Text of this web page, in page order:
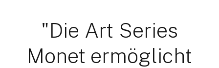
"Die Art Series
Monet ermöglicht